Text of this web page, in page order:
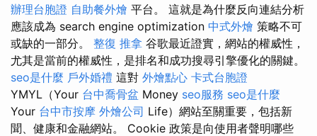
辦理台胞證 自助餐外燴 平台。 這就是為什麼反向連結分析
應該成為 search engine optimization 中式外燴 策略不可
或缺的一部分。 整復 推拿 谷歌最近證實，網站的權威性，
尤其是當前的權威性，是排名和成功搜尋引擎優化的關鍵。
seo是什麼 戶外婚禮 這對 外燴點心 卡式台胞證
YMYL（Your 台中喬骨盆 Money seo服務 seo是什麼
Your 台中市按摩 外燴公司 Life）網站至關重要，包括新
聞、健康和金融網站。 Cookie 政策是向使用者聲明哪些